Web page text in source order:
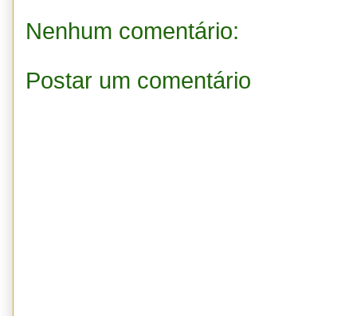
Nenhum comentário:
Postar um comentário